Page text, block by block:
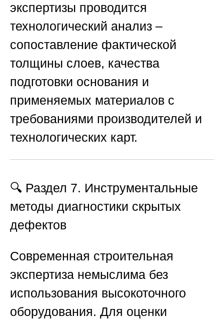
экспертизы проводится
технологический анализ –
сопоставление фактической
толщины слоев, качества
подготовки основания и
применяемых материалов с
требованиями производителей и
технологических карт.
🔍 Раздел 7. Инструментальные
методы диагностики скрытых
дефектов
Современная строительная
экспертиза немыслима без
использования высокоточного
оборудования. Для оценки